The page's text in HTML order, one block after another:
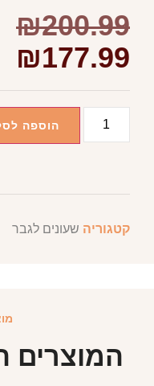
₪200.99
₪177.99
הוספה
קטגוריה שעונים לגבר
המוצרים